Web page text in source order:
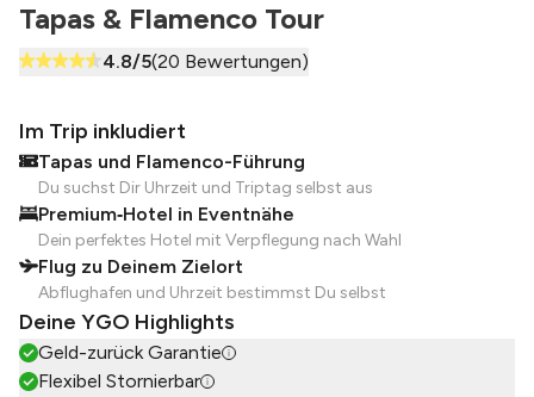
Tapas & Flamenco Tour
4.8/5(20 Bewertungen)
Im Trip inkludiert
Tapas und Flamenco-Führung
Du suchst Dir Uhrzeit und Triptag selbst aus
Premium‑Hotel in Eventnähe
Dein perfektes Hotel mit Verpflegung nach Wahl
Flug zu Deinem Zielort
Abflughafen und Uhrzeit bestimmst Du selbst
Deine YGO Highlights
Geld-zurück Garantie
Flexibel Stornierbar